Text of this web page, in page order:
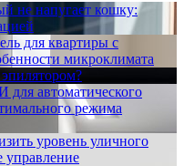
не напугает кошку:
для квартиры с
микроклимата
автоматического
режима
уровень уличного
управление